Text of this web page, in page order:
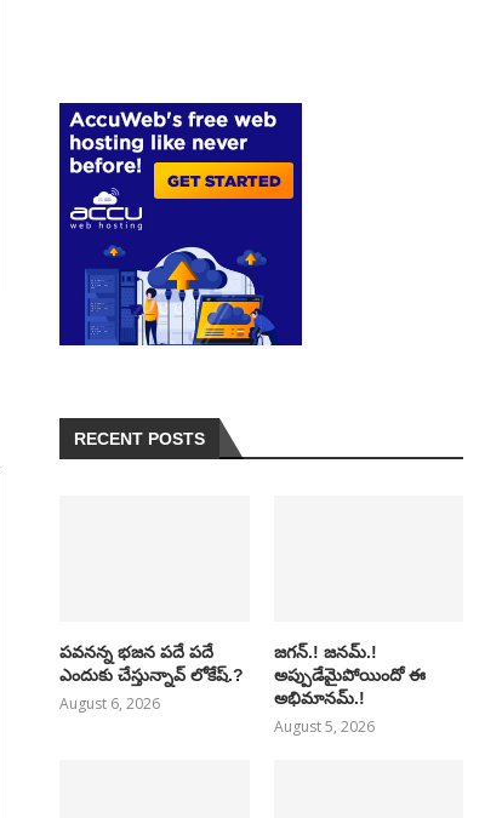
RECENT POSTS
పవనన్న భజన పదే పదే
ఎందుకు చేస్తున్నావ్ లోకేష్.?
August 6, 2026
జగన్.! జనమ్.!
అప్పుడేమైపోయిందో ఈ
అభిమానమ్.!
August 5, 2026